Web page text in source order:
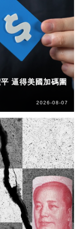
逼得美國加碼圍
2026-08-07